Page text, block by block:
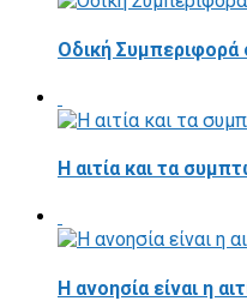
Οδική Συμπεριφορά
Η αιτία και τα
Η ανοησία είναι η